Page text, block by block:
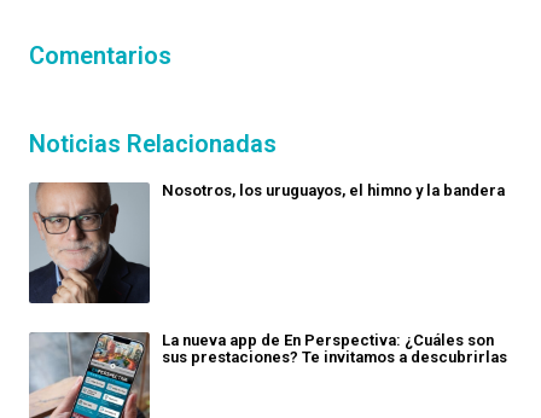
Comentarios
Noticias Relacionadas
Nosotros, los uruguayos, el himno y la bandera
La nueva app de En Perspectiva: ¿Cuáles son
sus prestaciones? Te invitamos a descubrirlas